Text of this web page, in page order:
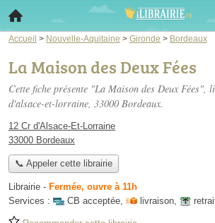
Accueil > Nouvelle-Aquitaine > Gironde > Bordeaux
La Maison des Deux Fées
Cette fiche présente "La Maison des Deux Fées",
d'alsace-et-lorraine, 33000 Bordeaux.
12 Cr d'Alsace-Et-Lorraine
33000 Bordeaux
📞 Appeler cette librairie
Librairie - Fermée, ouvre à 11h
Services :
CB acceptée, livraison,